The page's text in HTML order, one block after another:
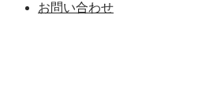
お問い合わせ